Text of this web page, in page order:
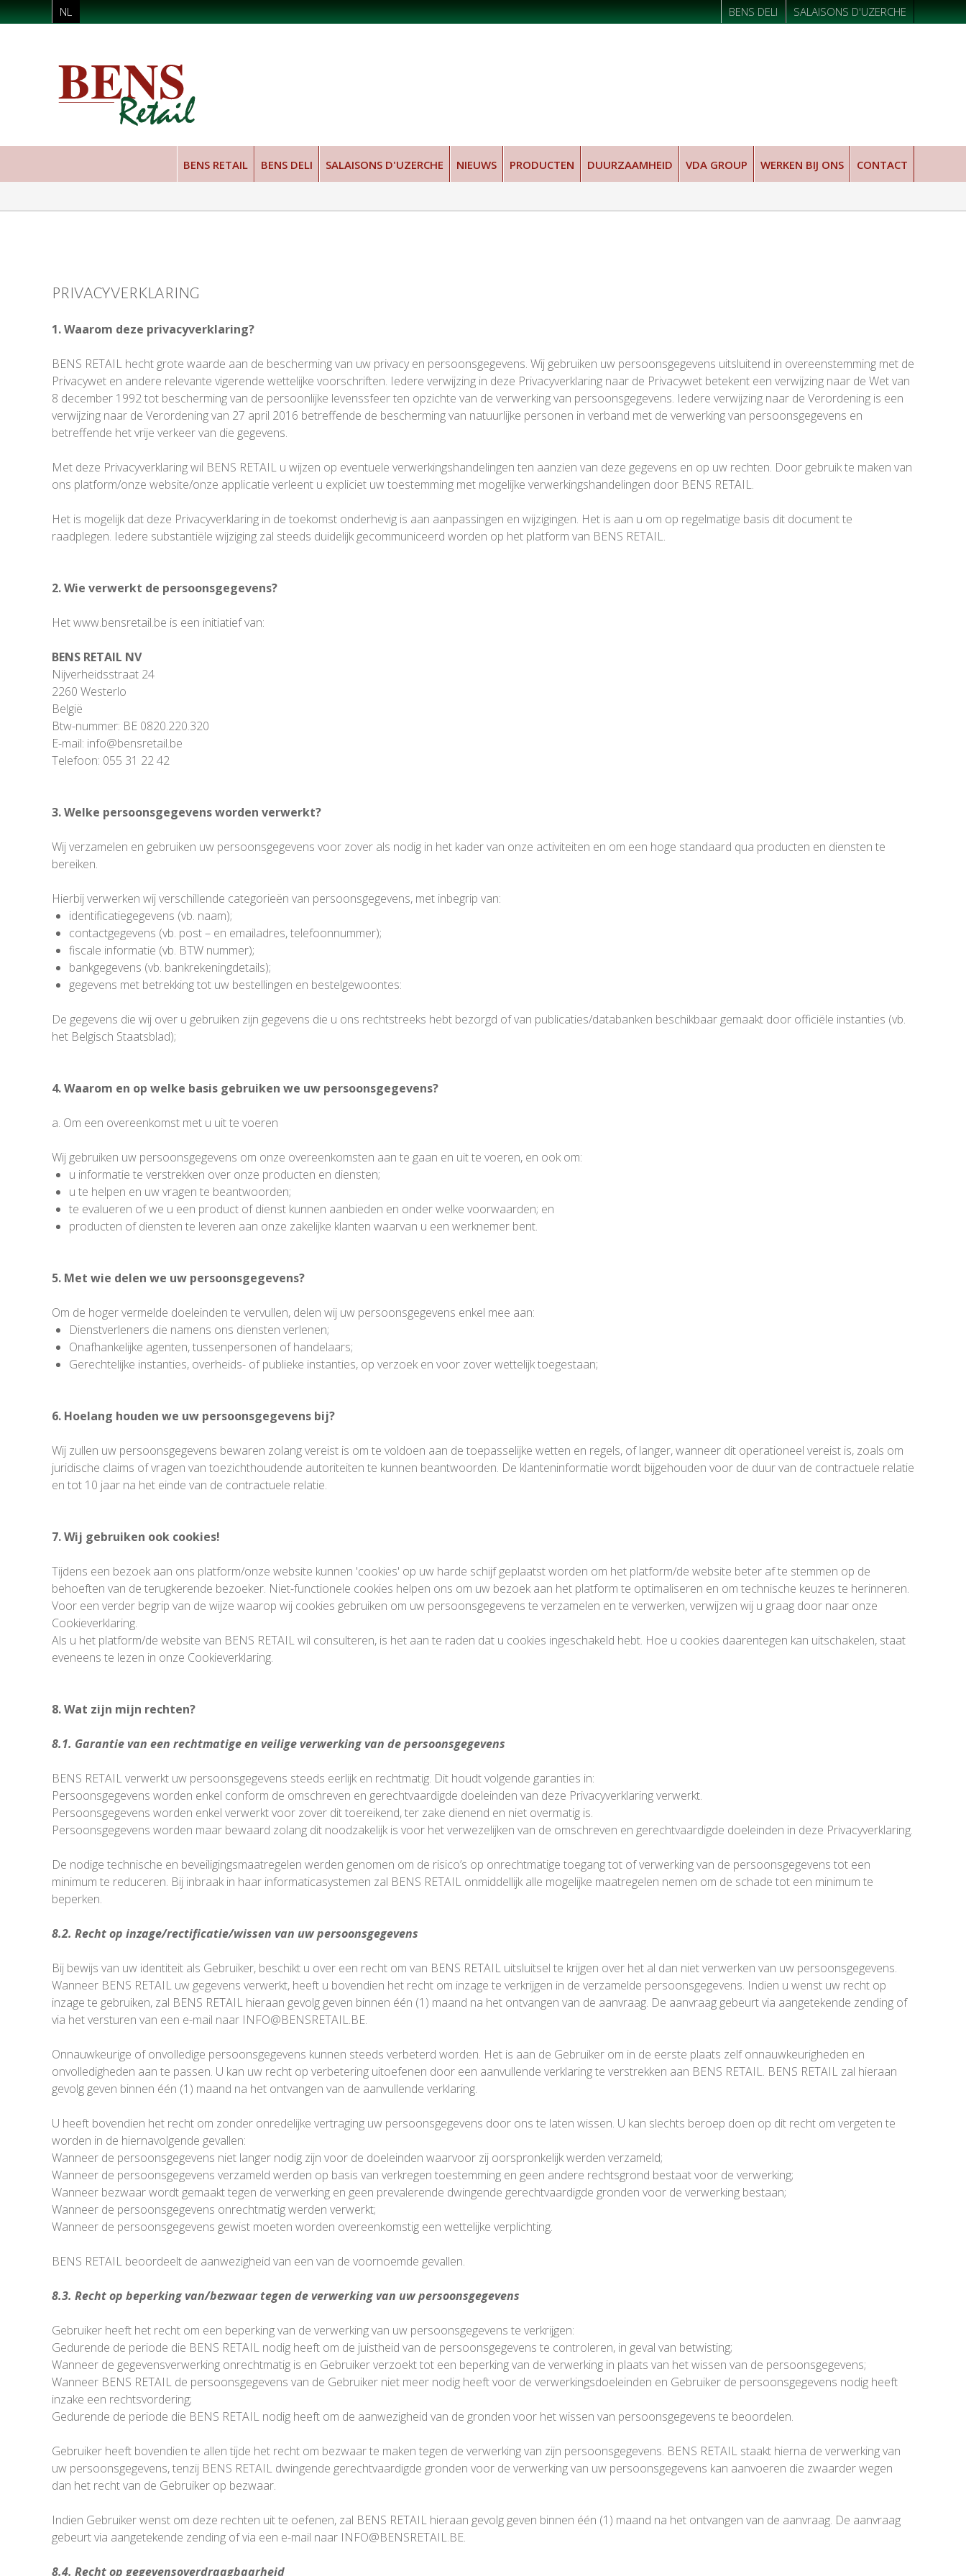
NL BENS DELI SALAISONS D'UZERCHE
BENS RETAIL BENS DELI SALAISONS D'UZERCHE NIEUWS PRODUCTEN DUURZAAMHEID VDA GROUP WERKEN BIJ ONS CONTACT
PRIVACYVERKLARING
1. Waarom deze privacyverklaring?
BENS RETAIL hecht grote waarde aan de bescherming van uw privacy en persoonsgegevens. Wij gebruiken uw persoonsgegevens uitsluitend in overeenstemming met de
Privacywet en andere relevante vigerende wettelijke voorschriften. Iedere verwijzing in deze Privacyverklaring naar de Privacywet betekent een verwijzing naar de Wet van
8 december 1992 tot bescherming van de persoonlijke levenssfeer ten opzichte van de verwerking van persoonsgegevens. Iedere verwijzing naar de Verordening is een
verwijzing naar de Verordening van 27 april 2016 betreffende de bescherming van natuurlijke personen in verband met de verwerking van persoonsgegevens en
betreffende het vrije verkeer van die gegevens.
Met deze Privacyverklaring wil BENS RETAIL u wijzen op eventuele verwerkingshandelingen ten aanzien van deze gegevens en op uw rechten. Door gebruik te maken van
ons platform/onze website/onze applicatie verleent u expliciet uw toestemming met mogelijke verwerkingshandelingen door BENS RETAIL.
Het is mogelijk dat deze Privacyverklaring in de toekomst onderhevig is aan aanpassingen en wijzigingen. Het is aan u om op regelmatige basis dit document te
raadplegen. Iedere substantiële wijziging zal steeds duidelijk gecommuniceerd worden op het platform van BENS RETAIL.
2. Wie verwerkt de persoonsgegevens?
Het www.bensretail.be is een initiatief van:
BENS RETAIL NV
Nijverheidsstraat 24
2260 Westerlo
België
Btw-nummer: BE 0820.220.320
E-mail: info@bensretail.be
Telefoon: 055 31 22 42
3. Welke persoonsgegevens worden verwerkt?
Wij verzamelen en gebruiken uw persoonsgegevens voor zover als nodig in het kader van onze activiteiten en om een hoge standaard qua producten en diensten te
bereiken.
Hierbij verwerken wij verschillende categorieën van persoonsgegevens, met inbegrip van:
identificatiegegevens (vb. naam);
contactgegevens (vb. post – en emailadres, telefoonnummer);
fiscale informatie (vb. BTW nummer);
bankgegevens (vb. bankrekeningdetails);
gegevens met betrekking tot uw bestellingen en bestelgewoontes:
De gegevens die wij over u gebruiken zijn gegevens die u ons rechtstreeks hebt bezorgd of van publicaties/databanken beschikbaar gemaakt door officiële instanties (vb.
het Belgisch Staatsblad);
4. Waarom en op welke basis gebruiken we uw persoonsgegevens?
a. Om een overeenkomst met u uit te voeren
Wij gebruiken uw persoonsgegevens om onze overeenkomsten aan te gaan en uit te voeren, en ook om:
u informatie te verstrekken over onze producten en diensten;
u te helpen en uw vragen te beantwoorden;
te evalueren of we u een product of dienst kunnen aanbieden en onder welke voorwaarden; en
producten of diensten te leveren aan onze zakelijke klanten waarvan u een werknemer bent.
5. Met wie delen we uw persoonsgegevens?
Om de hoger vermelde doeleinden te vervullen, delen wij uw persoonsgegevens enkel mee aan:
Dienstverleners die namens ons diensten verlenen;
Onafhankelijke agenten, tussenpersonen of handelaars;
Gerechtelijke instanties, overheids- of publieke instanties, op verzoek en voor zover wettelijk toegestaan;
6. Hoelang houden we uw persoonsgegevens bij?
Wij zullen uw persoonsgegevens bewaren zolang vereist is om te voldoen aan de toepasselijke wetten en regels, of langer, wanneer dit operationeel vereist is, zoals om
juridische claims of vragen van toezichthoudende autoriteiten te kunnen beantwoorden. De klanteninformatie wordt bijgehouden voor de duur van de contractuele relatie
en tot 10 jaar na het einde van de contractuele relatie.
7. Wij gebruiken ook cookies!
Tijdens een bezoek aan ons platform/onze website kunnen 'cookies' op uw harde schijf geplaatst worden om het platform/de website beter af te stemmen op de
behoeften van de terugkerende bezoeker. Niet-functionele cookies helpen ons om uw bezoek aan het platform te optimaliseren en om technische keuzes te herinneren.
Voor een verder begrip van de wijze waarop wij cookies gebruiken om uw persoonsgegevens te verzamelen en te verwerken, verwijzen wij u graag door naar onze
Cookieverklaring.
Als u het platform/de website van BENS RETAIL wil consulteren, is het aan te raden dat u cookies ingeschakeld hebt. Hoe u cookies daarentegen kan uitschakelen, staat
eveneens te lezen in onze Cookieverklaring.
8. Wat zijn mijn rechten?
8.1. Garantie van een rechtmatige en veilige verwerking van de persoonsgegevens
BENS RETAIL verwerkt uw persoonsgegevens steeds eerlijk en rechtmatig. Dit houdt volgende garanties in:
Persoonsgegevens worden enkel conform de omschreven en gerechtvaardigde doeleinden van deze Privacyverklaring verwerkt.
Persoonsgegevens worden enkel verwerkt voor zover dit toereikend, ter zake dienend en niet overmatig is.
Persoonsgegevens worden maar bewaard zolang dit noodzakelijk is voor het verwezelijken van de omschreven en gerechtvaardigde doeleinden in deze Privacyverklaring.
De nodige technische en beveiligingsmaatregelen werden genomen om de risico’s op onrechtmatige toegang tot of verwerking van de persoonsgegevens tot een
minimum te reduceren. Bij inbraak in haar informaticasystemen zal BENS RETAIL onmiddellijk alle mogelijke maatregelen nemen om de schade tot een minimum te
beperken.
8.2. Recht op inzage/rectificatie/wissen van uw persoonsgegevens
Bij bewijs van uw identiteit als Gebruiker, beschikt u over een recht om van BENS RETAIL uitsluitsel te krijgen over het al dan niet verwerken van uw persoonsgegevens.
Wanneer BENS RETAIL uw gegevens verwerkt, heeft u bovendien het recht om inzage te verkrijgen in de verzamelde persoonsgegevens. Indien u wenst uw recht op
inzage te gebruiken, zal BENS RETAIL hieraan gevolg geven binnen één (1) maand na het ontvangen van de aanvraag. De aanvraag gebeurt via aangetekende zending of
via het versturen van een e-mail naar INFO@BENSRETAIL.BE.
Onnauwkeurige of onvolledige persoonsgegevens kunnen steeds verbeterd worden. Het is aan de Gebruiker om in de eerste plaats zelf onnauwkeurigheden en
onvolledigheden aan te passen. U kan uw recht op verbetering uitoefenen door een aanvullende verklaring te verstrekken aan BENS RETAIL. BENS RETAIL zal hieraan
gevolg geven binnen één (1) maand na het ontvangen van de aanvullende verklaring.
U heeft bovendien het recht om zonder onredelijke vertraging uw persoonsgegevens door ons te laten wissen. U kan slechts beroep doen op dit recht om vergeten te
worden in de hiernavolgende gevallen:
Wanneer de persoonsgegevens niet langer nodig zijn voor de doeleinden waarvoor zij oorspronkelijk werden verzameld;
Wanneer de persoonsgegevens verzameld werden op basis van verkregen toestemming en geen andere rechtsgrond bestaat voor de verwerking;
Wanneer bezwaar wordt gemaakt tegen de verwerking en geen prevalerende dwingende gerechtvaardigde gronden voor de verwerking bestaan;
Wanneer de persoonsgegevens onrechtmatig werden verwerkt;
Wanneer de persoonsgegevens gewist moeten worden overeenkomstig een wettelijke verplichting.
BENS RETAIL beoordeelt de aanwezigheid van een van de voornoemde gevallen.
8.3. Recht op beperking van/bezwaar tegen de verwerking van uw persoonsgegevens
Gebruiker heeft het recht om een beperking van de verwerking van uw persoonsgegevens te verkrijgen:
Gedurende de periode die BENS RETAIL nodig heeft om de juistheid van de persoonsgegevens te controleren, in geval van betwisting;
Wanneer de gegevensverwerking onrechtmatig is en Gebruiker verzoekt tot een beperking van de verwerking in plaats van het wissen van de persoonsgegevens;
Wanneer BENS RETAIL de persoonsgegevens van de Gebruiker niet meer nodig heeft voor de verwerkingsdoeleinden en Gebruiker de persoonsgegevens nodig heeft
inzake een rechtsvordering;
Gedurende de periode die BENS RETAIL nodig heeft om de aanwezigheid van de gronden voor het wissen van persoonsgegevens te beoordelen.
Gebruiker heeft bovendien te allen tijde het recht om bezwaar te maken tegen de verwerking van zijn persoonsgegevens. BENS RETAIL staakt hierna de verwerking van
uw persoonsgegevens, tenzij BENS RETAIL dwingende gerechtvaardigde gronden voor de verwerking van uw persoonsgegevens kan aanvoeren die zwaarder wegen
dan het recht van de Gebruiker op bezwaar.
Indien Gebruiker wenst om deze rechten uit te oefenen, zal BENS RETAIL hieraan gevolg geven binnen één (1) maand na het ontvangen van de aanvraag. De aanvraag
gebeurt via aangetekende zending of via een e-mail naar INFO@BENSRETAIL.BE.
8.4. Recht op gegevensoverdraagbaarheid